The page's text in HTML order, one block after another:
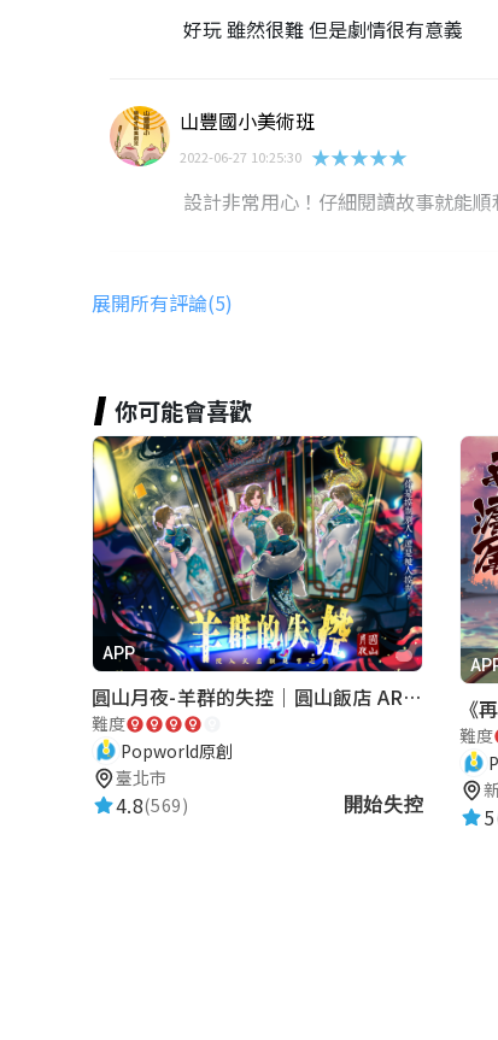
好玩 雖然很難 但是劇情很有意義
山豐國小美術班
2022-06-27 10:25:30 ★★★★★
設計非常用心！仔細閱讀故事就能
軍頤 劉
何亭蓁
2022-06-08 18:42:01
★★★★★
好難 可以找朋友用meet一起玩
s10800115
2022-06-08 14:17:25 ★★★★★
好難啊
展開所有評論(5)
你可能會喜歡
APP
圓山月夜-羊群的失控｜圓山飯店 ARG實境解謎遊戲
難度
Popworld原創
臺北市
4.8(569) 開始失控
難度
5